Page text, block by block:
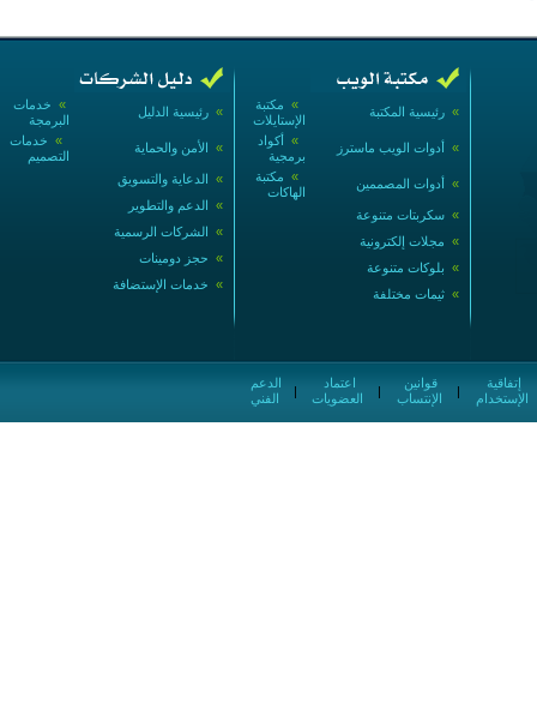
» خدمات
البرمجة
» رئيسية الدليل
» خدمات
التصميم
» الأمن والحماية
» الدعاية والتسويق
» الدعم والتطوير
» الشركات الرسمية
» حجز دومينات
» خدمات الإستضافة
» مكتبة
الإستايلات
» رئيسية المكتبة
» أكواد
برمجية
» أدوات الويب ماسترز
» مكتبة
الهاكات
» أدوات المصممين
» سكربتات متنوعة
» مجلات إلكترونية
» بلوكات متنوعة
» ثيمات مختلفة
الفني
|
العضويات
|
الإنتساب
|
الإستخدام